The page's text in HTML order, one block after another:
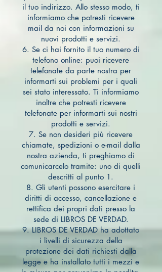
il tuo indirizzo. Allo stesso modo, ti
informiamo che potresti ricevere
mail da noi con informazioni su
nuovi prodotti e servizi.
6. Se ci hai fornito il tuo numero di
telefono online: puoi ricevere
telefonate da parte nostra per
informarti sui problemi per i quali
sei stato interessato. Ti informiamo
inoltre che potresti ricevere
telefonate per informarti sui nostri
prodotti e servizi.
7. Se non desideri più ricevere
chiamate, spedizioni o e-mail dalla
nostra azienda, ti preghiamo di
comunicarcelo tramite: uno di quelli
descritti al punto 1.
8. Gli utenti possono esercitare i
diritti di accesso, cancellazione e
rettifica dei propri dati presso la
sede di LIBROS DE VERDAD.
9. LIBROS DE VERDAD ha adottato
i livelli di sicurezza della
protezione dei dati richiesti dalla
legge e ha installato tutti i mezzi e